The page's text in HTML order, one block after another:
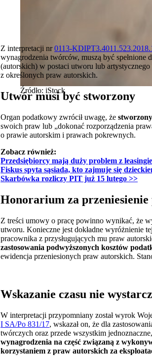
Źródło: iStock
Z interpretacji nr0113-
wynagrodzenia twórców, muszą być spełnione
(autorskich) w postaci utworu lub
z określonych praw autorskich.
Utwór musi być stworzony
Organ podatkowy zwrócił uwagę, że
swoich praw lub „dokonać rozporządzenia
o prawie autorskim i prawach pokrewnych.
Zobacz również:
Przedsiębiorcy mają duży problem z
Fiskus spyta sąsiada, kto zajmuje się
Skarbówka rozliczy PIT już 15 lutego >>
Honorarium za
Z treści umowy o pracę powinno wynikać, że
utworu. Konieczne jest dokładne wyróżnienie
pracownika z przysługujących mu praw
zastosowania podwyższonych kosztów
ewidencja przeniesionych praw autorskich.
Wskazanie czasu nie
W interpretacji przypomniany został wyrok
I SA/Po 831/17, wskazał on, że dla
twórczych oraz przede wszystkim
wynagrodzenia na część związaną z
korzystaniem z praw autorskich za